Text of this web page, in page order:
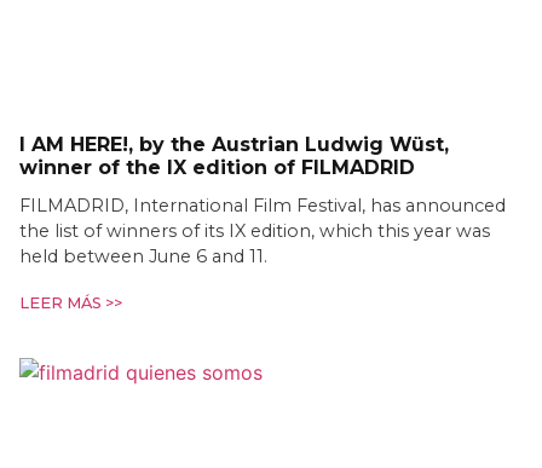
I AM HERE!, by the Austrian Ludwig Wüst,
winner of the IX edition of FILMADRID
FILMADRID, International Film Festival, has announced
the list of winners of its IX edition, which this year was
held between June 6 and 11.
LEER MÁS >>